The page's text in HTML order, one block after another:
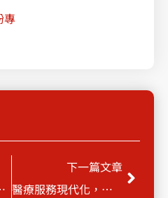
專
制很重要
下一篇文章
醫療服務現代化，數位轉型的世界趨勢 | 系列研討會
Next